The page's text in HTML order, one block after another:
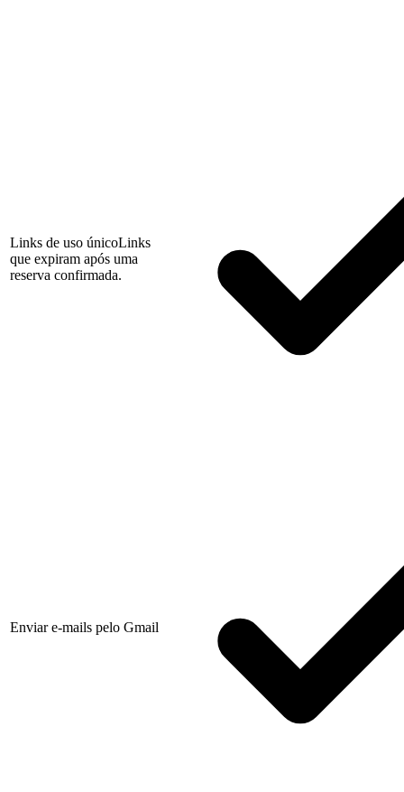
Links de uso únicoLinks
que expiram após uma
reserva confirmada.
Enviar e-mails pelo Gmail